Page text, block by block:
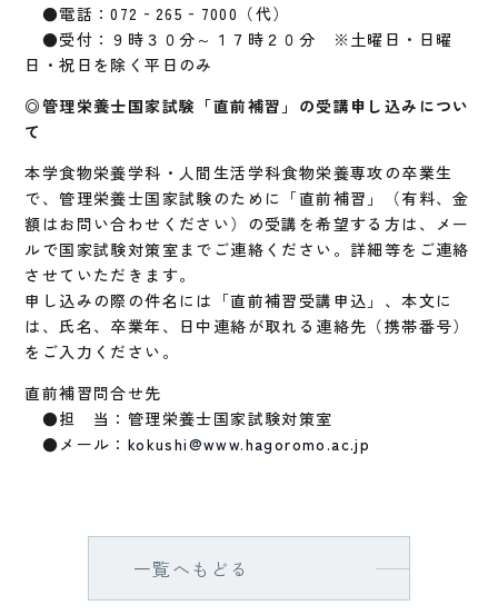
●電話：072‐265‐7000（代）
●受付：９時３０分～１７時２０分 ※土曜日・日曜
日・祝日を除く平日のみ
◎管理栄養士国家試験「直前補習」の受講申し込みについ
て
本学食物栄養学科・人間生活学科食物栄養専攻の卒業生
で、管理栄養士国家試験のために「直前補習」（有料、金
額はお問い合わせください）の受講を希望する方は、メー
ルで国家試験対策室までご連絡ください。詳細等をご連絡
させていただきます。
申し込みの際の件名には「直前補習受講申込」、本文に
は、氏名、卒業年、日中連絡が取れる連絡先（携帯番号）
をご入力ください。
直前補習問合せ先
●担 当：管理栄養士国家試験対策室
●メール： kokushi@www.hagoromo.ac.jp
一覧へもどる